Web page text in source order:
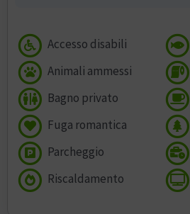
Accesso disabili
Animali ammessi
Bagno privato
Fuga romantica
Parcheggio
Riscaldamento